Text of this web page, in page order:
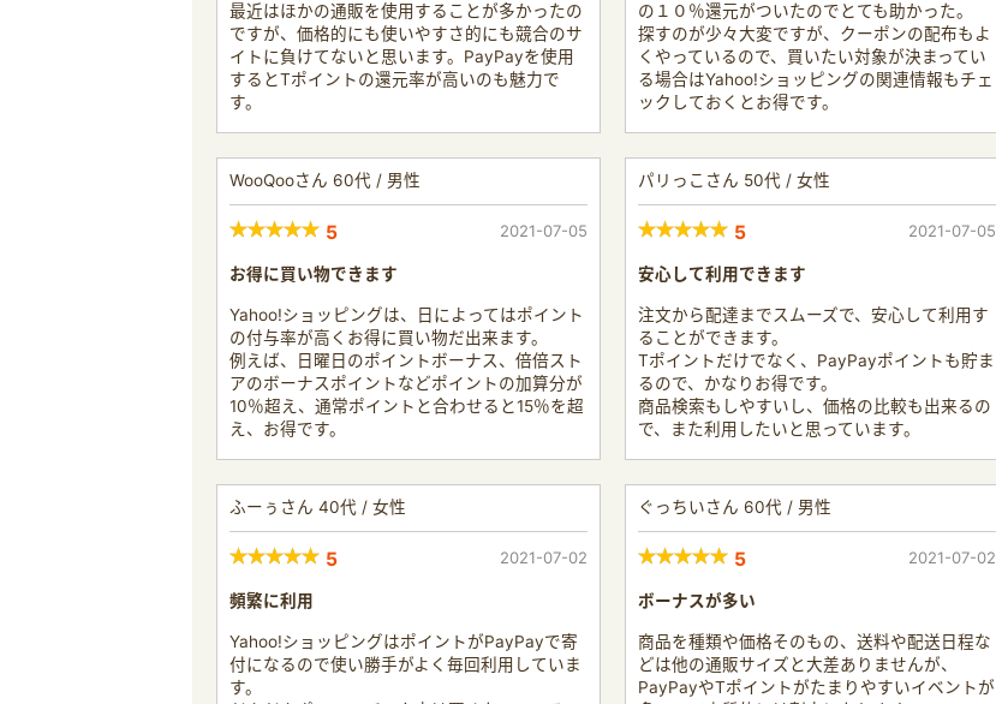
最近はほかの通販を使用することが多かったの
ですが、価格的にも使いやすさ的にも競合のサ
イトに負けてないと思います。PayPayを使用
するとTポイントの還元率が高いのも魅力で
す。
の１０％還元がついたのでとても助かった。
探すのが少々大変ですが、クーポンの配布もよ
くやっているので、買いたい対象が決まってい
る場合はYahoo!ショッピングの関連情報もチェ
ックしておくとお得です。
WooQooさん 60代 / 男性
5 2021-07-05
お得に買い物できます
Yahoo!ショッピングは、日によってはポイント
の付与率が高くお得に買い物だ出来ます。
例えば、日曜日のポイントボーナス、倍倍スト
アのボーナスポイントなどポイントの加算分が
10％超え、通常ポイントと合わせると15％を超
え、お得です。
パリっこさん 50代 / 女性
5 2021-07-05
安心して利用できます
注文から配達までスムーズで、安心して利用す
ることができます。
Tポイントだけでなく、PayPayポイントも貯ま
るので、かなりお得です。
商品検索もしやすいし、価格の比較も出来るの
で、また利用したいと思っています。
ふーぅさん 40代 / 女性
5 2021-07-02
頻繁に利用
Yahoo!ショッピングはポイントがPayPayで寄
付になるので使い勝手がよく毎回利用していま
す。
ぐっちいさん 60代 / 男性
5 2021-07-02
ボーナスが多い
商品を種類や価格そのもの、送料や配送日程な
どは他の通販サイズと大差ありませんが、
PayPayやTポイントがたまりやすいイベントが